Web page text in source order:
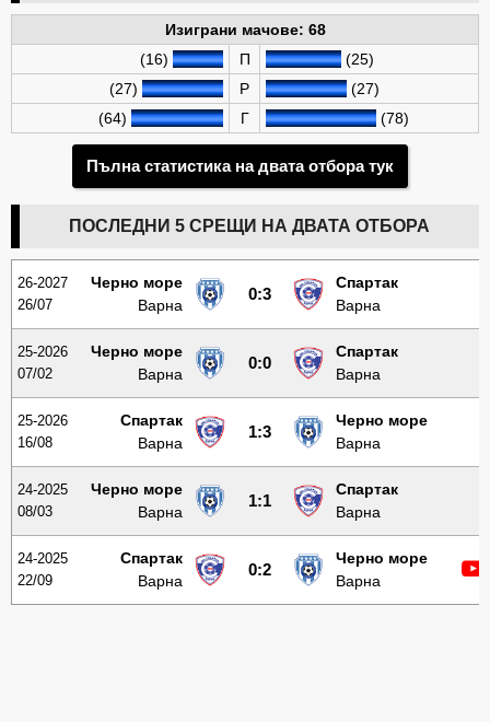
Изиграни мачове: 68
(16)
П
(25)
(27)
Р
(27)
(64)
Г (78)
Пълна статистика на двата отбора тук
ПОСЛЕДНИ 5 СРЕЩИ НА ДВАТА ОТБОРА
26-2027
26/07
Черно море
Варна
0:3
Спартак
Варна
25-2026
07/02
Черно море
Варна
0:0
Спартак
Варна
25-2026
16/08
Спартак
Варна
1:3
Черно море
Варна
24-2025
08/03
Черно море
Варна
1:1
Спартак
Варна
24-2025
22/09
Спартак
Варна
0:2
Черно море
Варна